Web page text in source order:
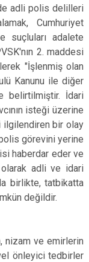
adli polis delilleri
Cumhuriyet
suçluları adalete
2. maddesi
"İşlenmiş olan
Kanunu ile diğer
belirtilmiştir. İdari
isteği üzerine
ilgilendiren bir olay
görevini yerine
haberdar eder ve
adli ve idari
birlikte, tatbikatta
değildir.
ve emirlerin
önleyici tedbirler